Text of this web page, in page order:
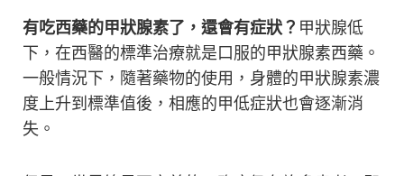
有吃西藥的甲狀腺素了，還會有症狀？ 甲狀腺低
下，在西醫的標準治療就是口服的甲狀腺素西藥。
一般情況下，隨著藥物的使用，身體的甲狀腺素濃
度上升到標準值後，相應的甲低症狀也會逐漸消
失。